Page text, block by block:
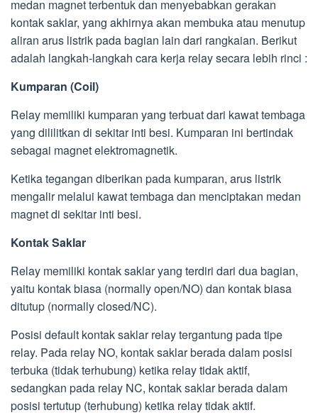
medan magnet terbentuk dan menyebabkan gerakan
kontak saklar, yang akhirnya akan membuka atau menutup
aliran arus listrik pada bagian lain dari rangkaian. Berikut
adalah langkah-langkah cara kerja relay secara lebih rinci :
Kumparan (Coil)
Relay memiliki kumparan yang terbuat dari kawat tembaga
yang dililitkan di sekitar inti besi. Kumparan ini bertindak
sebagai magnet elektromagnetik.
Ketika tegangan diberikan pada kumparan, arus listrik
mengalir melalui kawat tembaga dan menciptakan medan
magnet di sekitar inti besi.
Kontak Saklar
Relay memiliki kontak saklar yang terdiri dari dua bagian,
yaitu kontak biasa (normally open/NO) dan kontak biasa
ditutup (normally closed/NC).
Posisi default kontak saklar relay tergantung pada tipe
relay. Pada relay NO, kontak saklar berada dalam posisi
terbuka (tidak terhubung) ketika relay tidak aktif,
sedangkan pada relay NC, kontak saklar berada dalam
posisi tertutup (terhubung) ketika relay tidak aktif.